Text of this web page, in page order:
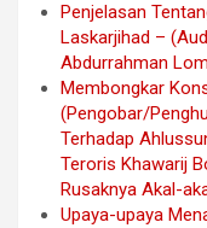
Penjelasan
Laskarjihad –
Abdurrahman
Membongkar
(Pengobar/
Terhadap
Teroris Khawarij
Rusaknya Akal-
Upaya-upaya